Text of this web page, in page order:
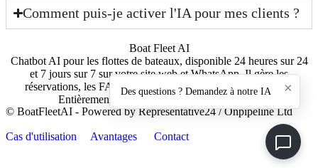
Comment puis-je activer l'IA pour mes clients ?
Boat Fleet AI
Chatbot AI pour les flottes de bateaux, disponible 24 heures sur 24
et 7 jours sur 7 sur votre site web et WhatsApp. Il gère les
réservations, les FAQ, la capture de prospects et l'assistance.
Entièrement automatisé, entièrement évolutif.
© BoatFleetAI - Powered by Representative24 / Onpipeline Ltd
Cas d'utilisation Avantages Contact
×
Des questions ? Demandez à notre IA